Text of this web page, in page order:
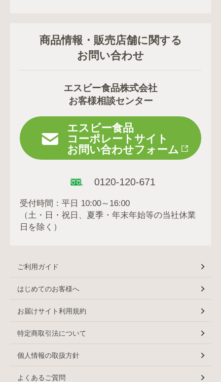
商品情報・販売店舗に関する
お問い合わせ
エスビー食品株式会社
お客様相談センター
エスビー食品
コーポレートサイト
お問い合わせフォーム
0120-120-671
受付時間：平日 10:00～16:00
（土・日・祝日、夏季・年末年始等の当社休業
日を除く）
ご利用ガイド
はじめてのお客様へ
お届けサイト利用規約
特定商取引法について
個人情報の取扱方針
よくあるご質問